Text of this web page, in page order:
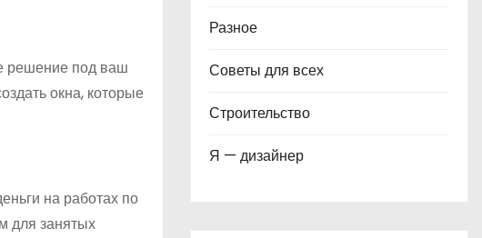
решение под ваш
окна, которые
на работах по
для занятых
Разное
Советы для всех
Строительство
Я — дизайнер